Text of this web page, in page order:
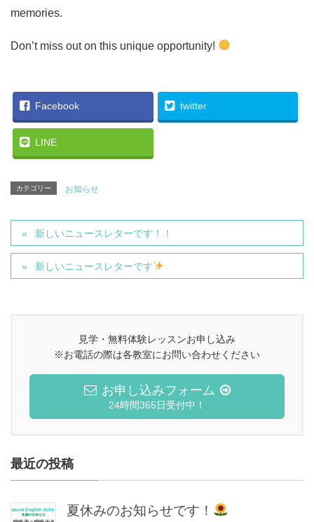
memories.
Don’t miss out on this unique opportunity!
Facebook twitter
LINE
カテゴリー お知らせ
新しいニュースレターです！！
新しいニュースレターです
見学・無料体験レッスンお申し込み
※お電話の際は各教室にお問い合わせください
お申し込みフォーム
24時間365日受付中！
最近の投稿
夏休みのお知らせです！